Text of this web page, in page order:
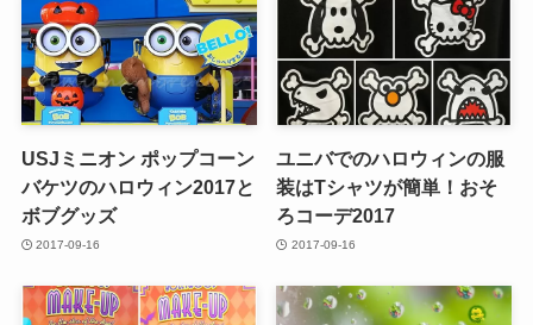
USJミニオン ポップコーン
バケツのハロウィン2017と
ボブグッズ
2017-09-16
ユニバでのハロウィンの服
装はTシャツが簡単！おそ
ろコーデ2017
2017-09-16